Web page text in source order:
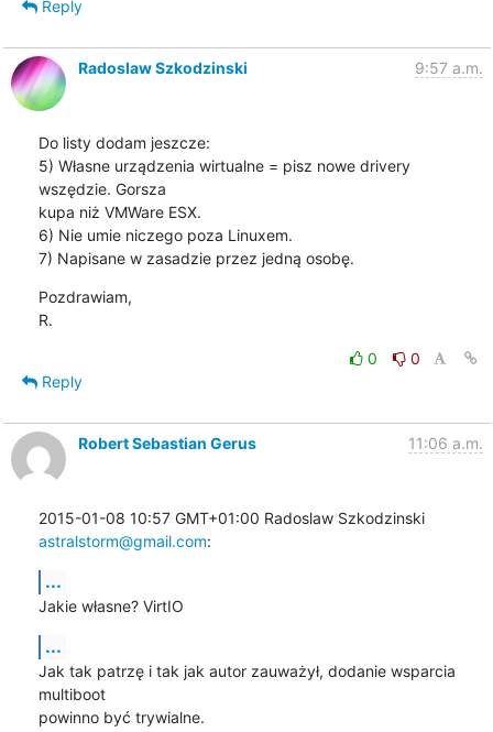
Reply
Radoslaw Szkodzinski 9:57 a.m.
Do listy dodam jeszcze:
5) Własne urządzenia wirtualne = pisz nowe drivery
wszędzie. Gorsza
kupa niż VMWare ESX.
6) Nie umie niczego poza Linuxem.
7) Napisane w zasadzie przez jedną osobę.
Pozdrawiam,
R.
0
0
Reply
Robert Sebastian Gerus 11:06 a.m.
2015-01-08 10:57 GMT+01:00 Radoslaw Szkodzinski
astralstorm@gmail.com:
...
Jakie własne? VirtIO
...
Jak tak patrzę i tak jak autor zauważył, dodanie wsparcia
multiboot
powinno być trywialne.